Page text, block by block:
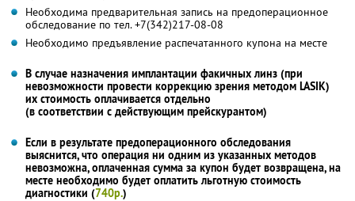
Необходима предварительная запись на предоперационное
обследование по тел. +7(342)217-08-08
Необходимо предъявление распечатанного купона на месте
В случае назначения имплантации факичных линз (при
невозможности провести коррекцию зрения методом LASIK)
их стоимость оплачивается отдельно
(в соответствии с действующим прейскурантом)
Если в результате предоперационного обследования
выяснится, что операция ни одним из указанных методов
невозможна, оплаченная сумма за купон будет возвращена, на
месте необходимо будет оплатить льготную стоимость
диагностики (740р.)